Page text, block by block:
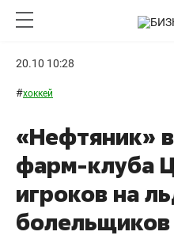
20.10 10:28
#хоккей
«Нефтяник»
фарм-клуба
игроков на
болельщиков